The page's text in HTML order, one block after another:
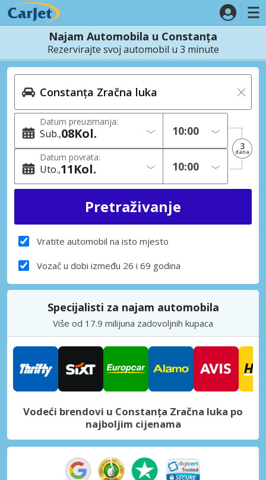
Najam Automobila u Constanța
Rezervirajte svoj automobil u 3 minute
Datum preuzimanja:
Sub. 08Kol.
Datum povrata:
Uto. 11Kol.
3
dana
Vratite automobil na isto mjesto
Vozač u dobi između 26 i 69 godina
Specijalisti za najam automobila
Više od 17.9 milijuna zadovoljnih kupaca
Vodeći brendovi u Constanța Zračna luka po
najboljim cijenama